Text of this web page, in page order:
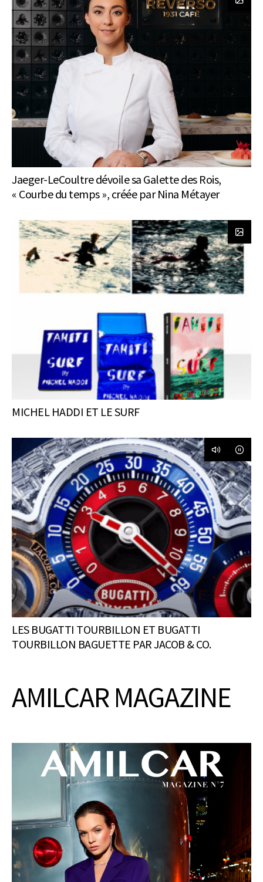
Jaeger-LeCoultre dévoile sa Galette des Rois,
« Courbe du temps », créée par Nina Métayer
MICHEL HADDI ET LE SURF
LES BUGATTI TOURBILLON ET BUGATTI
TOURBILLON BAGUETTE PAR JACOB & CO.
AMILCAR MAGAZINE